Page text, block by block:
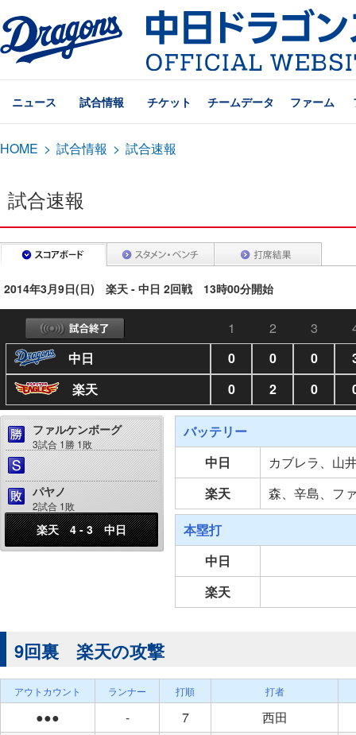
ニュース 試合情報 チケット チームデータ ファーム
HOME > 試合情報 > 試合速報
試合速報
2014年3月9日(日) 楽天 - 中日 2回戦 13時00分開始
1 2 3
中日
0 0 0
楽天
0 2 0
ファルケンボーグ
3試合 1勝 1敗
パヤノ
2試合 1敗
楽天 4 - 3 中日
バッテリー
中日
カブレラ、山
楽天
森、辛島、フ
本塁打
中日
楽天
9回裏 楽天の攻撃
アウトカウント ランナー 打順 打者
●●● - 7
西田